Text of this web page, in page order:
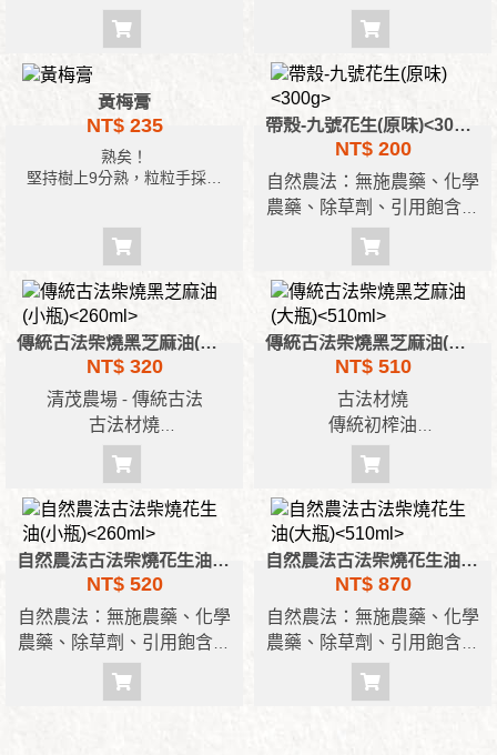
米麥芽糖，古法發酵，非勾對
果醋。
蜜釀1000個日夜以上，醇潤度
黃梅膏
NT$ 235
熟矣！
堅持樹上9分熟，粒粒手採，
帶殼-九號花生(原味)<300g>
NT$ 200
自然農法：無施農藥、化學
農藥、除草劑、引用飽含豐
富礦物質之濁水溪水灌溉
古法脫殼：使傳統木製脫殼
機、多次反覆、分級、碾
殼，繁雜的工序旨在保護花
生仁組織延長儲存壽命。
逐粒撿豆：仔細挑出不良，
堅守品質安全的承諾，篩選
大小相當的規格讓烹煮更便
利均勻。
真空包裝品
通過TAF檢驗 無農藥殘留
傳統古法柴燒黑芝麻油(小瓶)<260ml>
NT$ 320
清茂農場 - 傳統古法
古法材燒
傳統初榨油
100%純黑芝麻油
傳統古法柴燒黑芝麻油(大瓶)<510ml>
NT$ 510
古法材燒
傳統初榨油
100%純黑芝麻油
自然農法古法柴燒花生油(小瓶)<260ml>
NT$ 520
自然農法：無施農藥、化學
農藥、除草劑、引用飽含豐
富礦物質之濁水溪水灌溉
古法脫殼：使傳統木製脫殼
自然農法古法柴燒花生油(大瓶)<510ml>
NT$ 870
自然農法：無施農藥、化學
農藥、除草劑、引用飽含豐
富礦物質之濁水溪水灌溉
古法脫殼：使傳統木製脫殼